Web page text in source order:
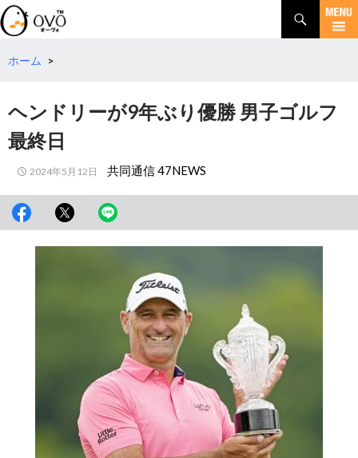
検
索
コ
テ
へ
動
ホーム >
ヘンドリーが9年ぶり優勝 男子ゴルフ
最終日
2024年5月12日 共同通信 47NEWS